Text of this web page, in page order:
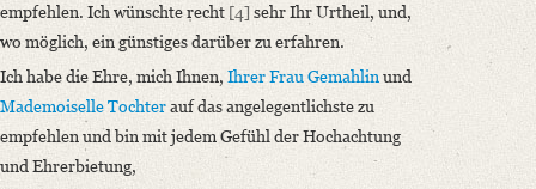
empfehlen. Ich wünschte recht [4]sehr Ihr Urtheil, und,
wo möglich, ein günstiges darüber zu erfahren.
Ich habe die Ehre, mich Ihnen, Ihrer Frau Gemahlinund
Mademoiselle Tochterauf das angelegentlichste zu
empfehlen und bin mit jedem Gefühl der Hochachtung
und Ehrerbietung,